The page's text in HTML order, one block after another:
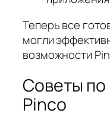
Теперь все
могли
возможности
Советы
Pinco